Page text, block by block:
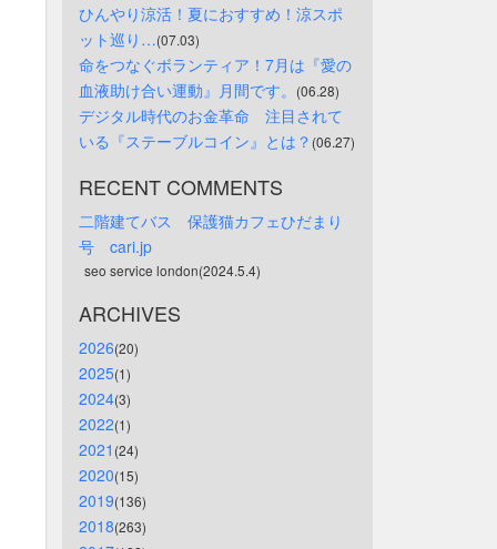
ひんやり涼活！夏におすすめ！涼スポ
ット巡り…(07.03)
命をつなぐボランティア！7月は『愛の
血液助け合い運動』月間です。 (06.28)
デジタル時代のお金革命　注目されて
いる『ステーブルコイン』とは？ (06.27)
RECENT COMMENTS
二階建てバス　保護猫カフェひだまり
号　cari.jp
seo service london(2024.5.4)
ARCHIVES
2026(20)
2025(1)
2024(3)
2022(1)
2021 (24)
2020(15)
2019(136)
2018(263)